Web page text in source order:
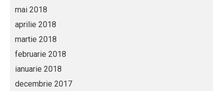
mai 2018
aprilie 2018
martie 2018
februarie 2018
ianuarie 2018
decembrie 2017